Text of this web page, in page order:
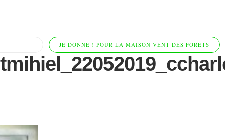
JE DONNE ! POUR LA MAISON VENT DES FORÊTS